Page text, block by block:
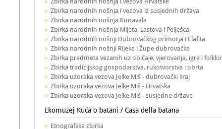
Zbirka narodnih nošnja i vezova iz susjednih država
Zbirka narodnih nošnja Konavala
Zbirka narodnih nošnja Mljeta, Lastova i Pelješca
Zbirka narodnih nošnji Dubrovačkog primorja i Elafita
Zbirka narodnih nošnji Rijeke i Župe dubrovačke
Zbirka predmeta vezanih uz običaje, vjerovanja, igre i folklor
Zbirka tradicijskog gospodarstva, rukotvorstva i obrta
Zbirka uzoraka vezova Jelke Miš - dubrovački kraj
Zbirka uzoraka vezova Jelke Miš - Hrvatska
Zbirka uzoraka vezova Jelke Miš - susjedne države
Ekomuzej Kuća o batani / Casa della batana
Etnografska zbirka